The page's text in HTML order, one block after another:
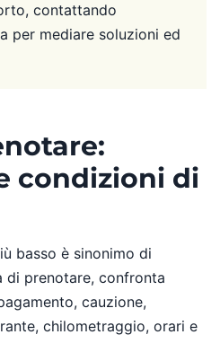
contattando
per mediare soluzioni ed
condizioni di
basso è sinonimo di
di prenotare, confronta
cauzione,
chilometraggio, orari e